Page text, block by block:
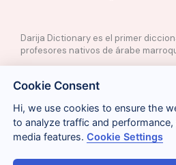
Darija Dictionary es el primer
profesores nativos de árabe
✉️ Contacto
📲Redes Sociales
🤝🏼Proponer palabras
Legal Cookies
Cookie Consent
Hi, we use cookies to ensure the
to analyze traffic and
media features.Cookie Settings